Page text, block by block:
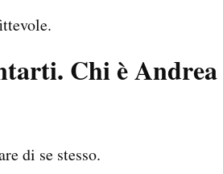
Chi è Andrea
di se stesso.